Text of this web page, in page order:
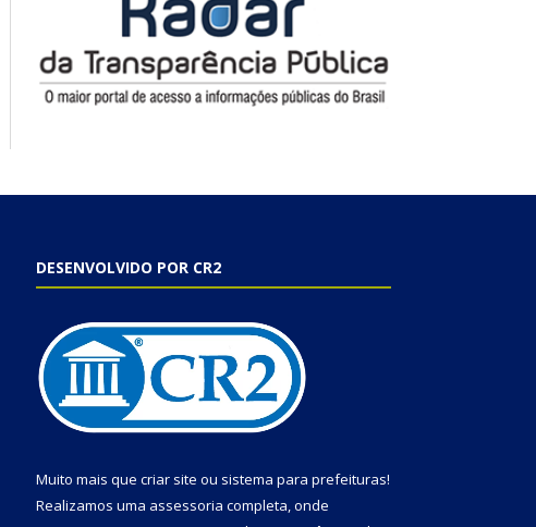
DESENVOLVIDO POR CR2
Muito mais que criar site ou sistema para prefeituras!
Realizamos uma assessoria completa, onde